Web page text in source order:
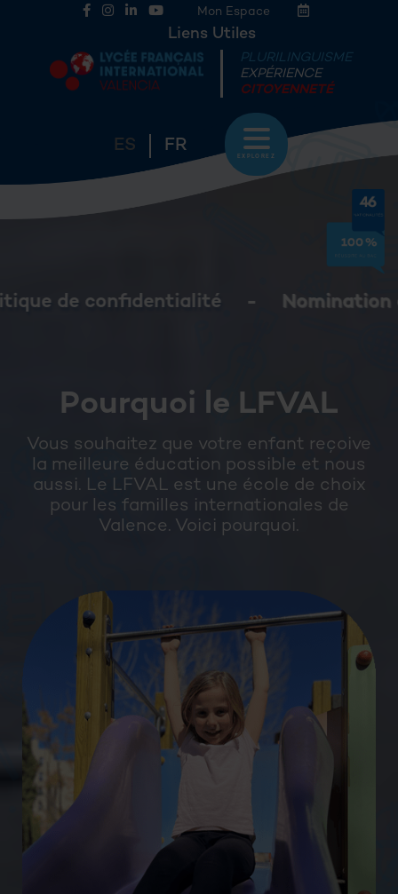
Mon Espace
PLURILINGUISME
EXPÉRIENCE
CITOYENNETÉ
ES FR
EXPLOREZ
Liens Utiles
-Nomination d'un ordonnateur
Pourquoi le LFVAL
Vous souhaitez que votre enfant reçoive
la meilleure éducation possible et nous
aussi. Le LFVAL est une école de choix
pour les familles internationales de
Valence. Voici pourquoi.